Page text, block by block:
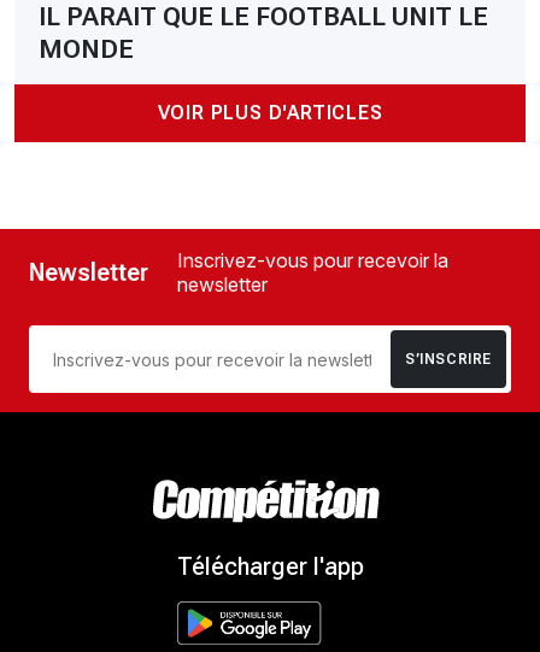
IL PARAIT QUE LE FOOTBALL UNIT LE
MONDE
VOIR PLUS D'ARTICLES
Newsletter
Inscrivez-vous pour recevoir la
newsletter
S’INSCRIRE
Télécharger l'app